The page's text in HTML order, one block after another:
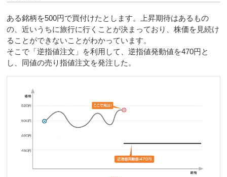
ある銘柄を500円で買付けたとします。上昇期待はあるもの
の、近いうちに旅行に行くことが決まっており、株価を見続け
ることができないことがわかっています。
そこで「逆指値注文」を利用して、逆指値発動値を470円と
し、同値の売り指値注文を発注した。